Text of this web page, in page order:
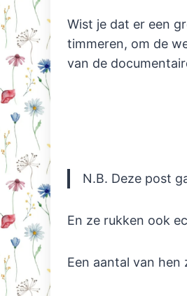
Wist je dat er een
timmeren, om de
van de
N.B. Deze post
En ze rukken ook
Een aantal van hen